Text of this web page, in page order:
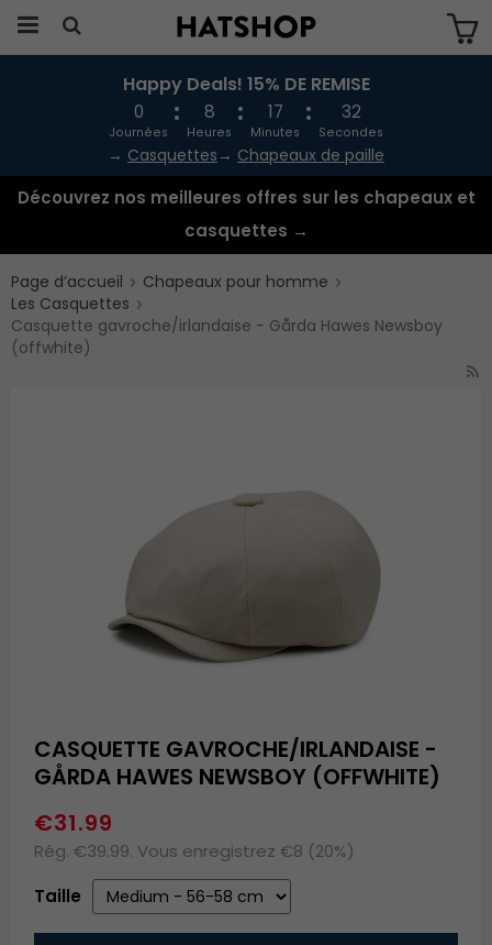
Produkten har blivit tillagd i varukorgen
Happy Deals! 15% DE REMISE
0
Journées
8
Heures
17
Minutes
31
Secondes
→ Casquettes → Chapeaux de paille
Découvrez nos meilleures offres sur les chapeaux et
casquettes →
Page d’accueil
Chapeaux pour homme
Les Casquettes
Casquette gavroche/irlandaise - Gårda Hawes Newsboy
(offwhite)
CASQUETTE GAVROCHE/IRLANDAISE -
GÅRDA HAWES NEWSBOY (OFFWHITE)
€31.99
Rég. €39.99. Vous enregistrez €8 (20%)
Taille